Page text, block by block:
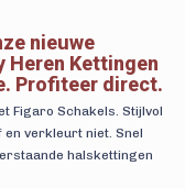
nieuwe
Heren Kettingen
Profiteer direct.
Figaro Schakels. Stijlvol
verkleurt niet. Snel
halskettingen